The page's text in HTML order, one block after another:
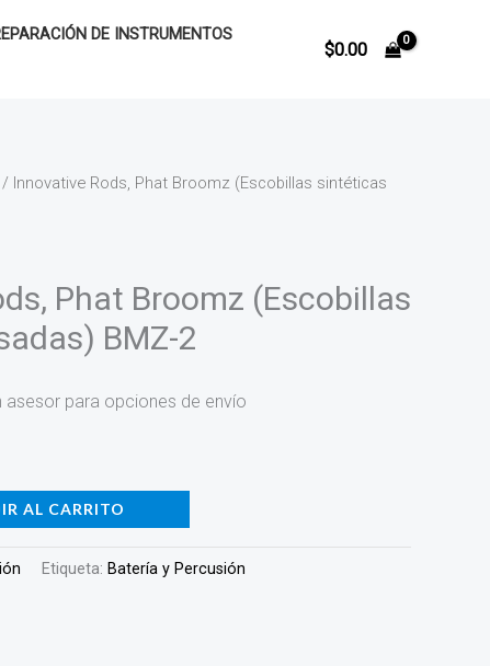
DE INSTRUMENTOS
$0.00
/ Innovative Rods, Phat Broomz (Escobillas sintéticas
Phat Broomz (Escobillas
BMZ-2
asesor para opciones de envío
AL CARRITO
Etiqueta: Batería y Percusión